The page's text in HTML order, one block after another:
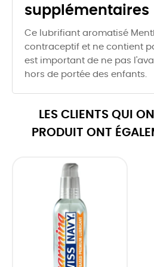
supplémentaires
Ce lubrifiant aromatisé
contraceptif et ne contient
est important de ne pas
hors de portée des enfants.
LES CLIENTS QUI
PRODUIT ONT